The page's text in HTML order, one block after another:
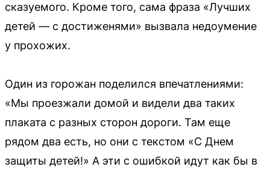
сказуемого. Кроме того, сама фраза «Лучших
детей — с достиженями» вызвала недоумение
у прохожих.
Один из горожан поделился впечатлениями:
«Мы проезжали домой и видели два таких
плаката с разных сторон дороги. Там еще
рядом два есть, но они с текстом «С Днем
защиты детей!» А эти с ошибкой идут как бы в